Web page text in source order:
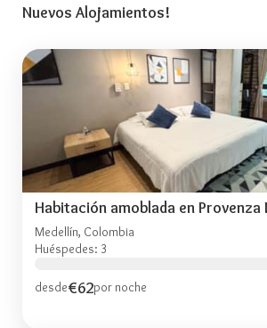
Nuevos Alojamientos!
Medellín, Colombia
Huéspedes: 3
desde€62por noche